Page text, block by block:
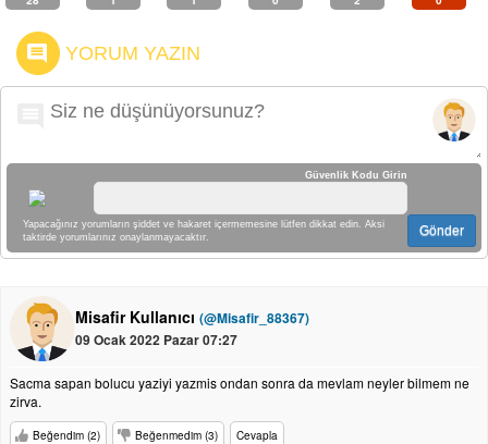
YORUM YAZIN
Güvenlik Kodu Girin
Yapacağınız yorumların şiddet ve hakaret içermemesine lütfen dikkat edin. Aksi
taktirde yorumlarınız onaylanmayacaktır.
Gönder
Misafir Kullanıcı (@Misafir_88367)
09 Ocak 2022 Pazar 07:27
Sacma sapan bolucu yaziyi yazmis ondan sonra da mevlam neyler bilmem ne
zirva.
Beğendim (2) Beğenmedim (3) Cevapla